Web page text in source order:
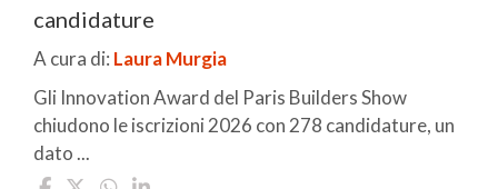
candidature
A cura di: Laura Murgia
Gli Innovation Award del Paris Builders Show
chiudono le iscrizioni 2026 con 278 candidature, un
dato ...